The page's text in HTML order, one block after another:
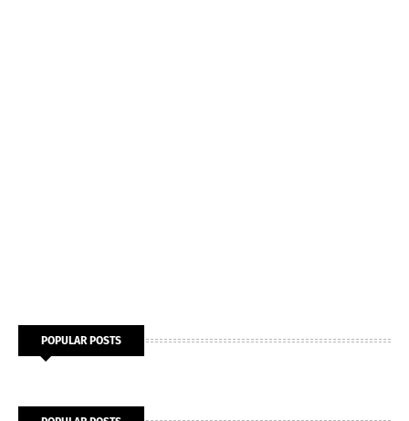
POPULAR POSTS